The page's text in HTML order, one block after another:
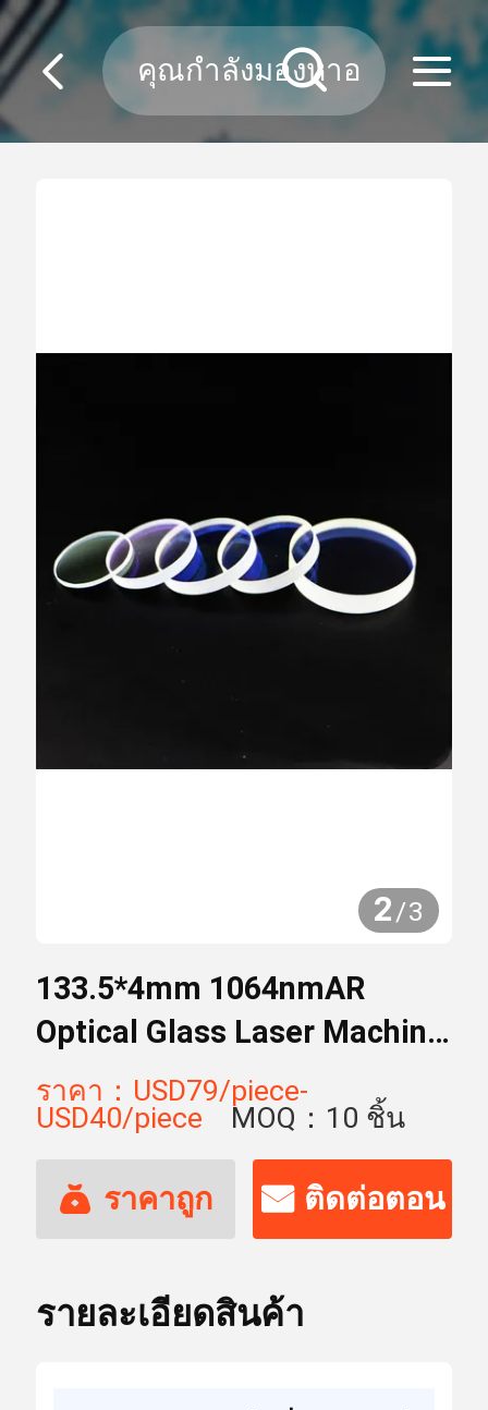
2/3
133.5*4mm 1064nmAR
Optical Glass Laser Machine
เลนส์ Quartz
ราคา：USD79/piece-
USD40/piece
MOQ：10 ชิ้น
ราคาถูก ติดต่อตอน
รายละเอียดสินค้า